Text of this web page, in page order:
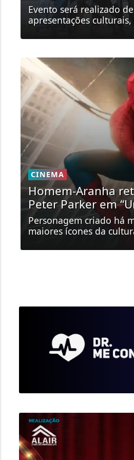
Evento será realizado
apresentações
CINEMA
Homem-Aranha
Peter Parker em
Personagem criado há
maiores ícones da